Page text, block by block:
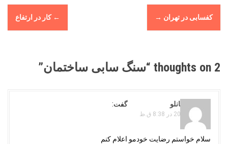
n
← کار در ارتفاع کفسابی در تهران →
2 thoughts on “ سنگ سابی ساختمان”
فرامرز مغانلو گفت:
نوامبر 8, 2021 در 8:38 ق.ظ
سلام خواستم رضایت خودمو اعلام کنم